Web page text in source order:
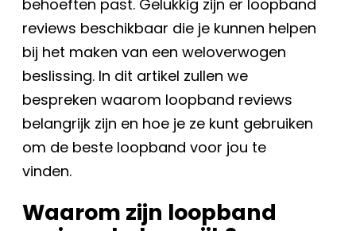
behoeften past. Gelukkig zijn er loopband
reviews beschikbaar die je kunnen helpen
bij het maken van een weloverwogen
beslissing. In dit artikel zullen we
bespreken waarom loopband reviews
belangrijk zijn en hoe je ze kunt gebruiken
om de beste loopband voor jou te
vinden.
Waarom zijn loopband